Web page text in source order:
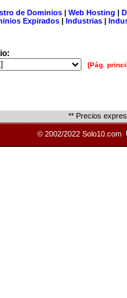
de Dominios| Web Hosting |
Expirados | Industrias |
[Pág.
** Precios
© 2002/2022 Solo10.com